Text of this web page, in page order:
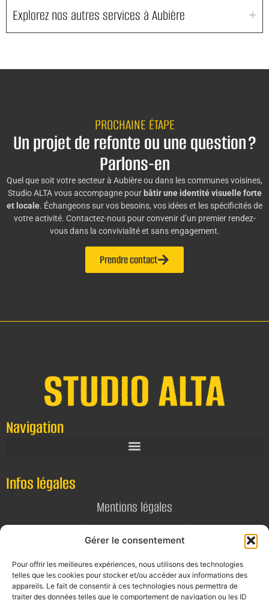
Gérer le consentement
Pour offrir les meilleures expériences, nous utilisons des technologies
telles que les cookies pour stocker et/ou accéder aux informations des
appareils. Le fait de consentir à ces technologies nous permettra de
traiter des données telles que le comportement de navigation ou les ID
Explorez nos autres services à Aubière
PROCHAINE ÉTAPE
Un projet de refonte ou une question ?
Parlons-en
Quel que soit votre secteur à Aubière ou dans les communes voisines,
Studio ALTA vous accompagne pour bâtir une identité visuelle forte
et locale. Échangeons sur vos besoins, vos idées et les spécificités de
votre activité. Contactez-nous pour convenir d’un premier rendez-
vous dans la convivialité et sans engagement.
Prendre contact
Navigation
Infos légales
Mentions légales
Politique de confidentialité
Contact
E-mail